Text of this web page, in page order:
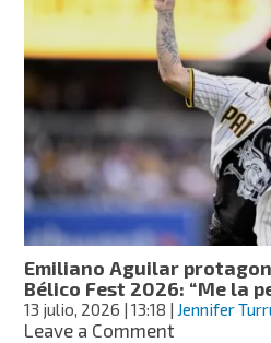
Karely
Ruiz
a
Erick
Rubín:
famosos
que
fueron
víctimas
de
robos,
asaltos
y
otros
delitos
Emiliano Aguilar
Bélico Fest 2026: “Me la
13 julio, 2026 | 13:18 | Jennifer
Leave a Commenton